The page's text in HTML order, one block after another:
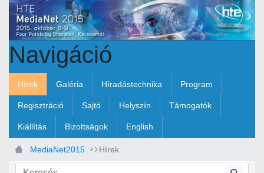
Ugrás a fő tartalomhoz
Navigáció
Hírek Galéria Híradástechnika Program
Regisztráció Sajtó Helyszín Támogatók
Kiállítás Bizottságok English
MediaNet2015 Hírek